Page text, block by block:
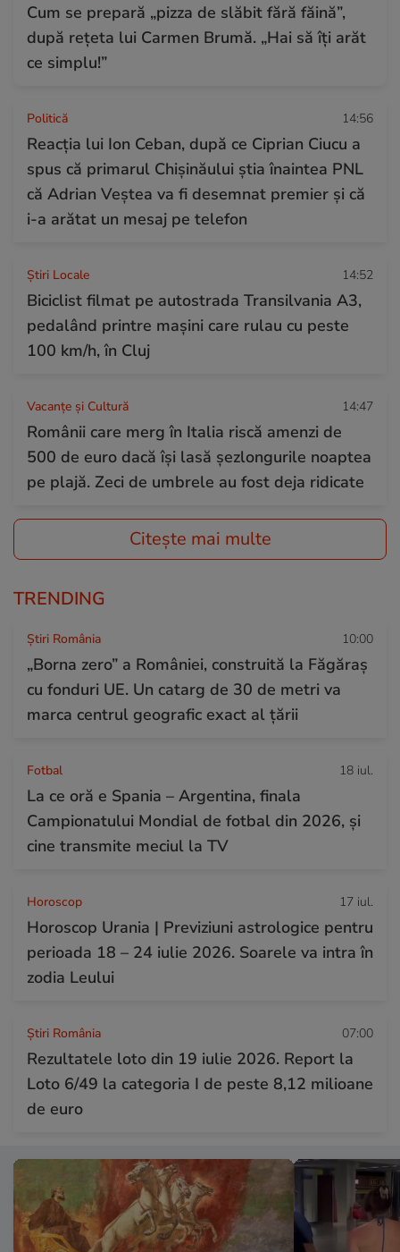
Cum se prepară „pizza de slăbit fără făină”,
după rețeta lui Carmen Brumă. „Hai să îți arăt
ce simplu!”
Politică 14:56
Reacția lui Ion Ceban, după ce Ciprian Ciucu a
spus că primarul Chișinăului știa înaintea PNL
că Adrian Veștea va fi desemnat premier și că
i-a arătat un mesaj pe telefon
Știri Locale 14:52
Biciclist filmat pe autostrada Transilvania A3,
pedalând printre mașini care rulau cu peste
100 km/h, în Cluj
Vacanțe și Cultură 14:47
Românii care merg în Italia riscă amenzi de
500 de euro dacă își lasă șezlongurile noaptea
pe plajă. Zeci de umbrele au fost deja ridicate
Citește mai multe
TRENDING
Știri România 10:00
„Borna zero” a României, construită la Făgăraș
cu fonduri UE. Un catarg de 30 de metri va
marca centrul geografic exact al țării
Fotbal 18 iul.
La ce oră e Spania – Argentina, finala
Campionatului Mondial de fotbal din 2026, și
cine transmite meciul la TV
Horoscop 17 iul.
Horoscop Urania | Previziuni astrologice pentru
perioada 18 – 24 iulie 2026. Soarele va intra în
zodia Leului
Știri România 07:00
Rezultatele loto din 19 iulie 2026. Report la
Loto 6/49 la categoria I de peste 8,12 milioane
de euro